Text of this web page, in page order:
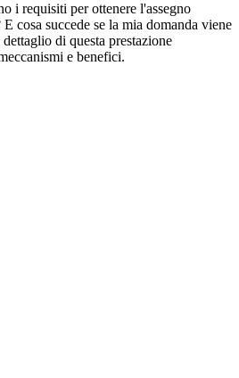
i requisiti per ottenere l'assegno
cosa succede se la mia domanda viene
di questa prestazione
e benefici.